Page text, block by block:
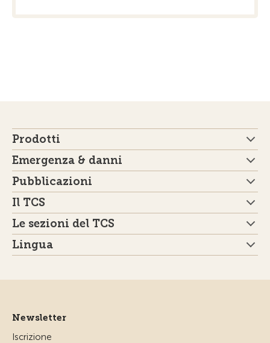
Prodotti
Emergenza & danni
Pubblicazioni
Il TCS
Le sezioni del TCS
Lingua
Newsletter
Iscrizione